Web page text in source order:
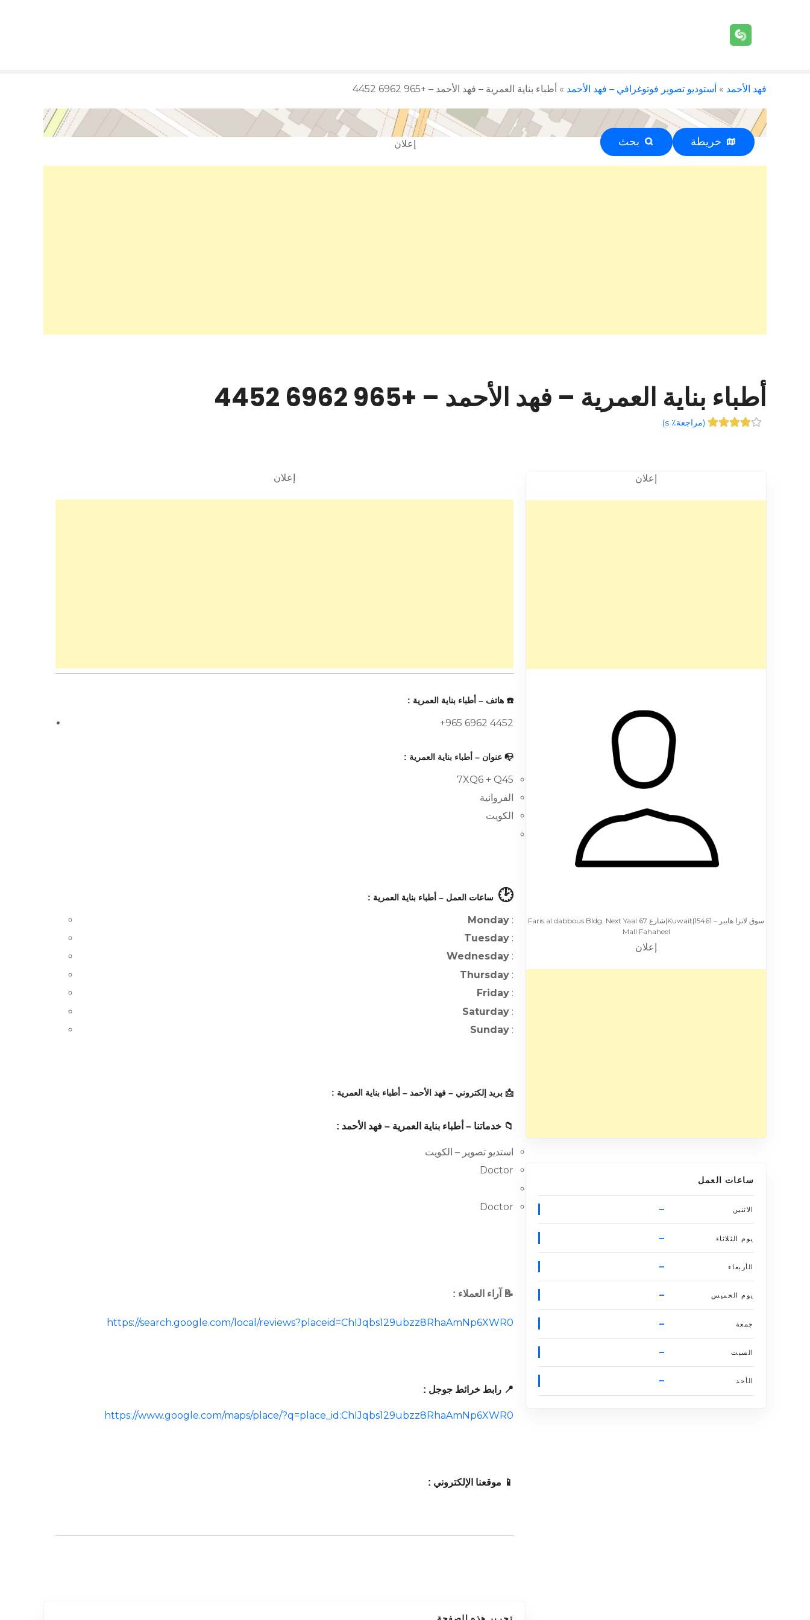
فهد الأحمد » أستوديو تصوير فوتوغرافي – فهد الأحمد » أطباء بناية العمرية – فهد الأحمد – +965 6962 4452
خريطة بحث إعلان
أطباء بناية العمرية – فهد الأحمد – +965 6962 4452
(مراجعة٪ s )
إعلان
سوق لانزا هايبر – Kuwait|15461|شارع 67 Faris al dabbous Bldg. Next Yaal
Mall Fahaheel
إعلان
ساعات العمل
الاثنين –
يوم الثلاثاء –
الأربعاء –
يوم الخميس –
جمعة –
السبت –
الأحد –
إعلان
☎️ هاتف – أطباء بناية العمرية :
+965 6962 4452
📭 عنوان – أطباء بناية العمرية :
7XQ6 + Q45
الفروانية
الكويت
🕑 ساعات العمل – أطباء بناية العمرية :
Monday :
Tuesday :
Wednesday :
Thursday :
Friday :
Saturday :
Sunday :
📩 بريد إلكتروني – فهد الأحمد – أطباء بناية العمرية :
📁 خدماتنا – أطباء بناية العمرية – فهد الأحمد :
استديو تصوير – الكويت
Doctor
Doctor
📝 آراء العملاء :
https://search.google.com/local/reviews?placeid=ChIJqbs129ubzz8RhaAmNp6XWR0
📍 رابط خرائط جوجل :
https://www.google.com/maps/place/?q=place_id:ChIJqbs129ubzz8RhaAmNp6XWR0
📱 موقعنا الإلكتروني :